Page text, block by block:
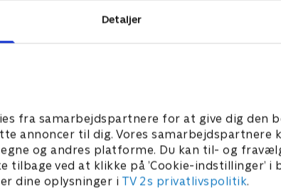
Detaljer
fra samarbejdspartnere for at give dig den
annoncer til dig. Vores samarbejdspartnere
og andres platforme. Du kan til- og
ved at klikke på ’Cookie-indstillinger’ i
dine oplysninger i TV 2s privatlivspolitik.
forvandle sig til
første løb, hvor de forsøger